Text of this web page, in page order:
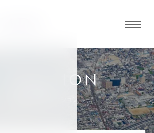
ルメ
ニュ
ーボ
タン
お客様スーツコレクション